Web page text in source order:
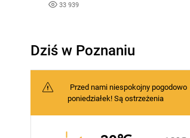
33 939
Dziś w Poznaniu
Przed nami niespokojny pogodowo
poniedziałek! Są ostrzeżenia